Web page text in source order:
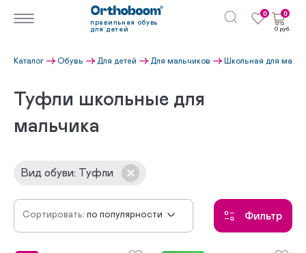
правильная обувь
для детей
0 0
0 руб.
Каталог Обувь Для детей Для мальчиков Школьная для
Туфли школьные для
мальчика
Вид обуви: Туфли
Сортировать: по популярности Фильтр